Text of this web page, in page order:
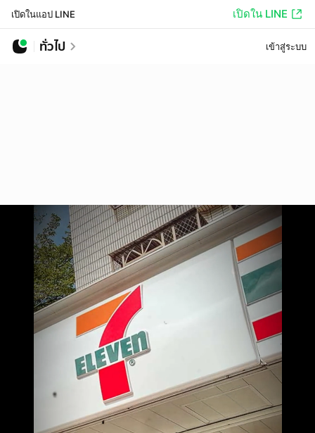
เปิดในแอป LINE เปิดใน LINE
ทั่วไป เข้าสู่ระบบ